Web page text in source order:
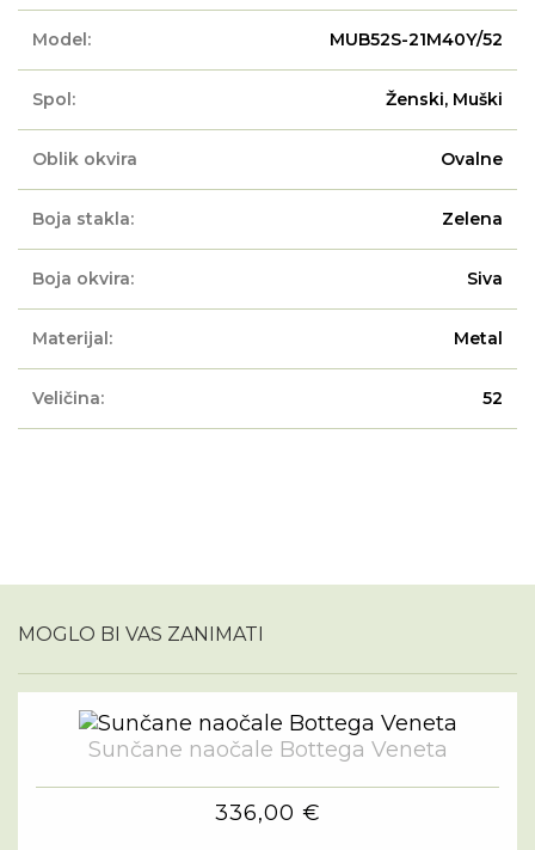
Model: MUB52S-21M40Y/52
Spol: Ženski, Muški
Oblik okvira Ovalne
Boja stakla: Zelena
Boja okvira: Siva
Materijal: Metal
Veličina: 52
MOGLO BI VAS ZANIMATI
Sunčane naočale Bottega Veneta
336,00 €